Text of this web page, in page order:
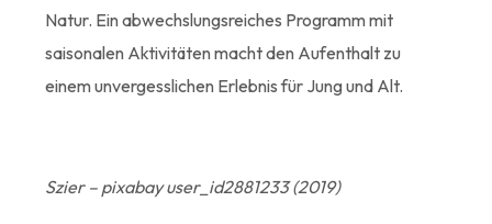
Natur. Ein abwechslungsreiches Programm mit
saisonalen Aktivitäten macht den Aufenthalt zu
einem unvergesslichen Erlebnis für Jung und Alt.
Szier – pixabay user_id2881233 (2019)